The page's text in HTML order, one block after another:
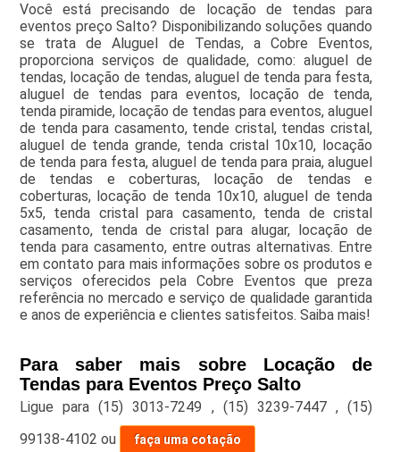
Você está precisando de locação de tendas para
eventos preço Salto? Disponibilizando soluções quando
se trata de Aluguel de Tendas, a Cobre Eventos,
proporciona serviços de qualidade, como: aluguel de
tendas, locação de tendas, aluguel de tenda para festa,
aluguel de tendas para eventos, locação de tenda,
tenda piramide, locação de tendas para eventos, aluguel
de tenda para casamento, tende cristal, tendas cristal,
aluguel de tenda grande, tenda cristal 10x10, locação
de tenda para festa, aluguel de tenda para praia, aluguel
de tendas e coberturas, locação de tendas e
coberturas, locação de tenda 10x10, aluguel de tenda
5x5, tenda cristal para casamento, tenda de cristal
casamento, tenda de cristal para alugar, locação de
tenda para casamento, entre outras alternativas. Entre
em contato para mais informações sobre os produtos e
serviços oferecidos pela Cobre Eventos que preza
referência no mercado e serviço de qualidade garantida
e anos de experiência e clientes satisfeitos. Saiba mais!
Para saber mais sobre Locação de
Tendas para Eventos Preço Salto
Ligue para(15) 3013-7249 , (15) 3239-7447 ,(15)
99138-4102 ou faça uma cotação